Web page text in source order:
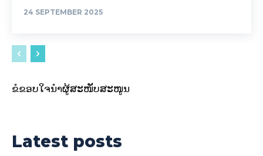
24 SEPTEMBER 2025
ຂໍຂອບໃຈນຳຜູ້ສະໜັບສະໜູນ
Latest posts